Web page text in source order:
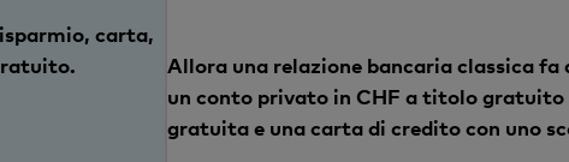
carta,
Allora una relazione bancaria classica fa
un conto privato in CHF a titolo gratuito
gratuita e una carta di credito con uno